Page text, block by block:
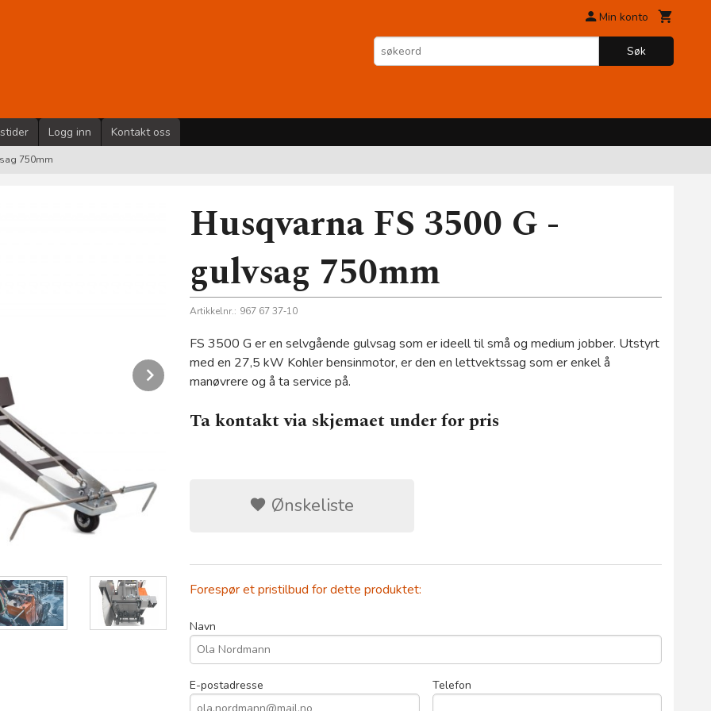
Min konto
Søk
Logg inn Kontakt oss
750mm
Next
Husqvarna FS 3500 G -
gulvsag 750mm
Artikkelnr.: 967 67 37‑10
FS 3500 G er en selvgående gulvsag som er ideell til små og medium jobber. Utstyrt
med en 27,5 kW Kohler bensinmotor, er den en lettvektssag som er enkel å
manøvrere og å ta service på.
Ta kontakt via skjemaet under for pris
Ønskeliste
Forespør et pristilbud for dette produktet:
Navn
E-postadresse Telefon